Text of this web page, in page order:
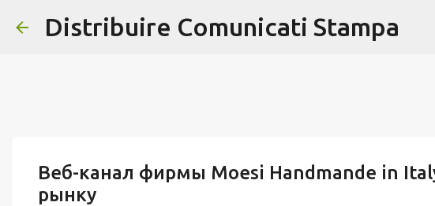
Distribuire Comunicati Stampa
Веб-канал фирмы Moesi Handmande in
рынку